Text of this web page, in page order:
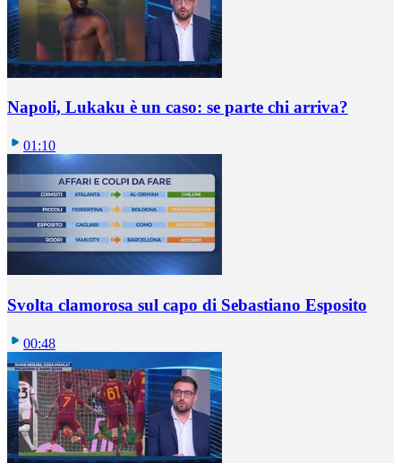
Napoli, Lukaku è un caso: se parte chi arriva?
01:10
Svolta clamorosa sul capo di Sebastiano Esposito
00:48